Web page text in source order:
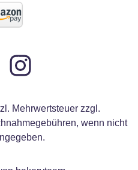
Mehrwertsteuer zzgl.
wenn nicht